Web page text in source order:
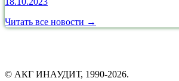
Читать все новости →
© АКГ ИНАУДИТ, 1990-2026.